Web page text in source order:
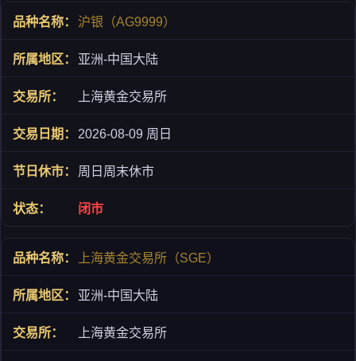
沪银（AG9999）
亚洲-中国大陆
上海黄金交易所
2026-08-09 周日
周日周末休市
闭市
上海黄金交易所（SGE）
亚洲-中国大陆
上海黄金交易所